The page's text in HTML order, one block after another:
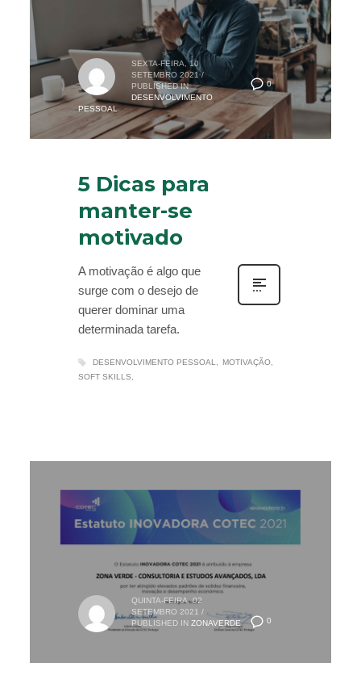
0
SEXTA-FEIRA, 10
SETEMBRO 2021 /
PUBLISHED IN
DESENVOLVIMENTO
PESSOAL
5 Dicas para
manter-se
motivado
A motivação é algo que
surge com o desejo de
querer dominar uma
determinada tarefa.
DESENVOLVIMENTO PESSOAL
MOTIVAÇÃO
SOFT SKILLS
0
QUINTA-FEIRA, 02
SETEMBRO 2021 /
PUBLISHED IN ZONAVERDE